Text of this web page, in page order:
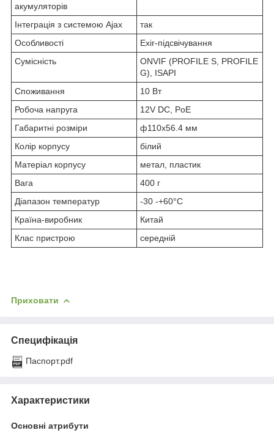
акумуляторів
Інтеграція з системою Ajax
так
Особливості
Exir-підсвічування
Сумісність
ONVIF (PROFILE S, PROFILE
G), ISAPI
Споживання
10 Вт
Робоча напруга
12V DC, PoE
Габаритні розміри
ф110х56.4 мм
Колір корпусу
білий
Матеріал корпусу
метал, пластик
Вага
400 г
Діапазон температур
-30 -+60°C
Країна-виробник
Китай
Клас пристрою
середній
Приховати
Специфікація
Паспорт.pdf
Характеристики
Основні атрибути